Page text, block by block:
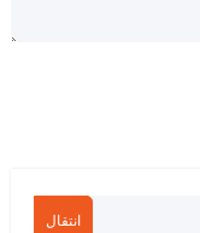
انتقال